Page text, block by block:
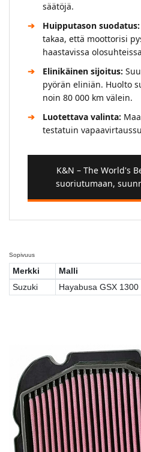
säätöjä.
Huipputason suodatus:
takaa, että moottorisi
haastavissa
Elinikäinen sijoitus:
pyörän eliniän. Huolto
noin 80 000 km välein.
Luotettava valinta:
testatuin
K&N – The World's
suoriutumaan,
Sopivuus
Merkki Malli
Suzuki
Hayabusa GSX 1300